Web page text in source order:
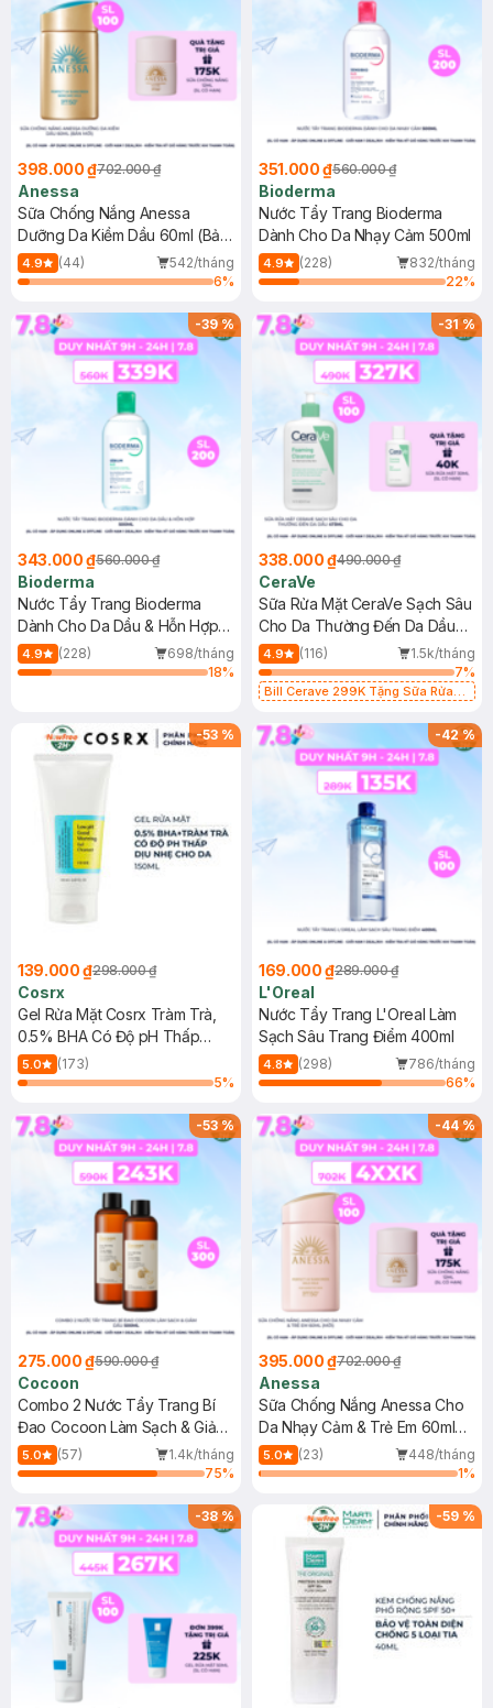
398.000 ₫702.000 ₫
Anessa
Sữa Chống Nắng Anessa
Dưỡng Da Kiềm Dầu 60ml (Bản
Mới)
4.9 (44)
542/tháng
6%
351.000 ₫560.000 ₫
Bioderma
Nước Tẩy Trang Bioderma
Dành Cho Da Nhạy Cảm 500ml
4.9 (228)
832/tháng
22%
-39%
343.000 ₫560.000 ₫
Bioderma
Nước Tẩy Trang Bioderma
Dành Cho Da Dầu & Hỗn Hợp
500ml
4.9 (228)
698/tháng
18%
-31%
338.000 ₫490.000 ₫
CeraVe
Sữa Rửa Mặt CeraVe Sạch Sâu
Cho Da Thường Đến Da Dầu
473ml
4.9 (116)
1.5k/tháng
7%
Bill Cerave 299K Tặng Sữa Rửa
-53 %
139.000 ₫298.000 ₫
Cosrx
Gel Rửa Mặt Cosrx Tràm Trà,
0.5% BHA Có Độ pH Thấp
150ml
5.0
(173)
5%
-42%
169.000 ₫289.000 ₫
L'Oreal
Nước Tẩy Trang L'Oreal Làm
Sạch Sâu Trang Điểm 400ml
4.8 (298)
786/tháng
66%
-53%
275.000 ₫590.000 ₫
Cocoon
Combo 2 Nước Tẩy Trang Bí
Đao Cocoon Làm Sạch & Giảm
Dầu 500ml
5.0 (57)
1.4k/tháng
75%
-44%
395.000 ₫702.000 ₫
Anessa
Sữa Chống Nắng Anessa Cho
Da Nhạy Cảm & Trẻ Em 60ml
(Mới)
5.0 (23)
448/tháng
1%
-38% -59 %